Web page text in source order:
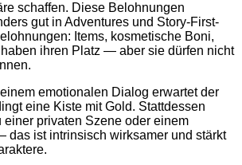
schaffen. Diese Belohnungen
gut in Adventures und Story-First-
Items, kosmetische Boni,
ihren Platz — aber sie dürfen nicht
emotionalen Dialog erwartet der
eine Kiste mit Gold. Stattdessen
einer privaten Szene oder einem
das ist intrinsisch wirksamer und stärkt